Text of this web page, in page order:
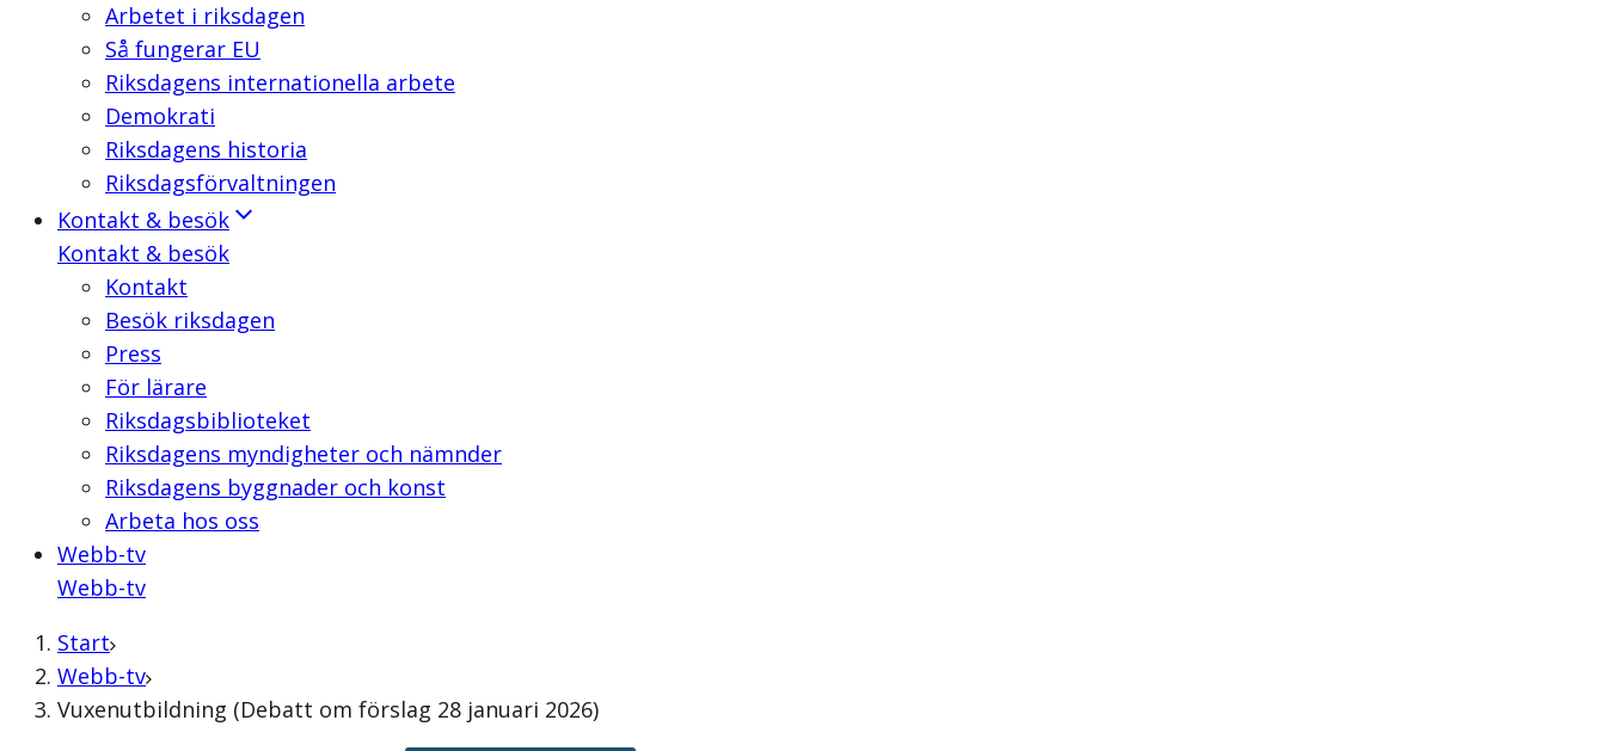
Arbetet i riksdagen
Så fungerar EU
Riksdagens internationella arbete
Demokrati
Riksdagens historia
Riksdagsförvaltningen
Kontakt & besök
Kontakt & besök
Kontakt
Besök riksdagen
Press
För lärare
Riksdagsbiblioteket
Riksdagens myndigheter och nämnder
Riksdagens byggnader och konst
Arbeta hos oss
Webb-tv
Webb-tv
Start
Webb-tv
Vuxenutbildning (Debatt om förslag 28 januari 2026)